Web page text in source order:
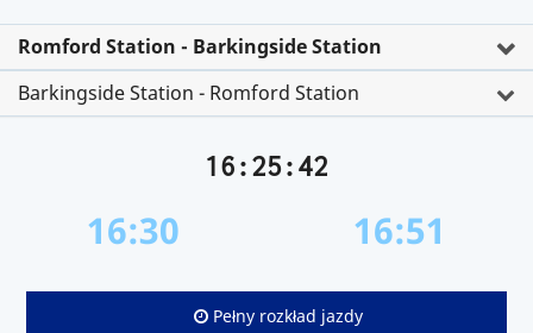
Romford Station - Barkingside Station
Barkingside Station - Romford Station
16:25:43
16:30 16:51
Pełny rozkład jazdy